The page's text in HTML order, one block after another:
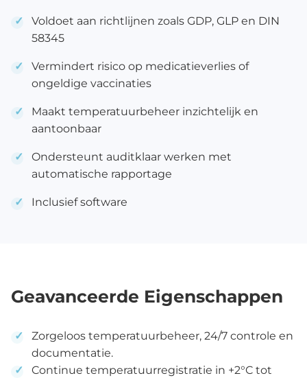
Voldoet aan richtlijnen zoals GDP, GLP en DIN
58345
Vermindert risico op medicatieverlies of
ongeldige vaccinaties
Maakt temperatuurbeheer inzichtelijk en
aantoonbaar
Ondersteunt auditklaar werken met
automatische rapportage
Inclusief software
Geavanceerde Eigenschappen
Zorgeloos temperatuurbeheer, 24/7 controle en
documentatie.
Continue temperatuurregistratie in +2°C tot